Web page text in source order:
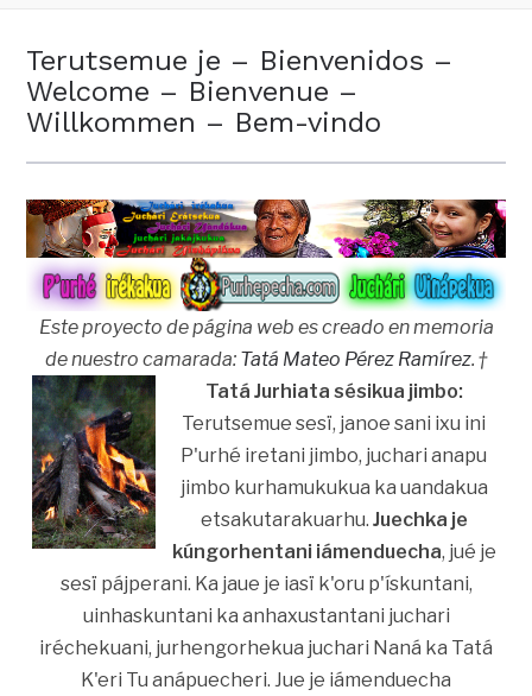
Terutsemue je – Bienvenidos –
Welcome – Bienvenue –
Willkommen – Bem-vindo
Este proyecto de página web es creado en memoria
de nuestro camarada: Tatá Mateo Pérez Ramírez. †
Tatá Jurhiata sésikua jimbo:
Terutsemue sesï, janoe sani ixu ini
P'urhé iretani jimbo, juchari anapu
jimbo kurhamukukua ka uandakua
etsakutarakuarhu. Juechka je
kúngorhentani iámenduecha, jué je
sesï pájperani. Ka jaue je iasï k'oru p'ískuntani,
uinhaskuntani ka anhaxustantani juchari
iréchekuani, jurhengorhekua juchari Naná ka Tatá
K'eri Tu anápuecheri. Jue je iámenduecha